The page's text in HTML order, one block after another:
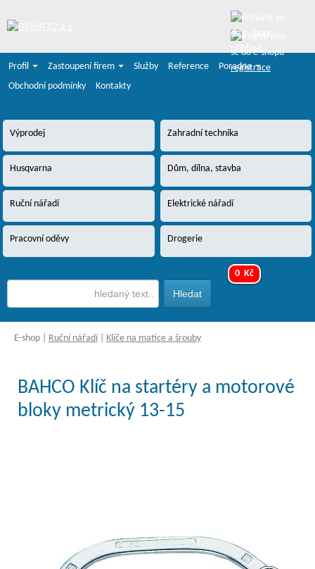
registrace
Profil
Zastoupení firem Služby Reference
Poradna
Obchodní podmínky
Kontakty
Výprodej Zahradní technika
Husqvarna Dům, dílna, stavba
Ruční nářadí Elektrické nářadí
Pracovní oděvy Drogerie
0 Kč
E-shop Ruční nářadí Klíče na matice a šrouby
BAHCO Klíč na startéry a motorové
bloky metrický 13-15